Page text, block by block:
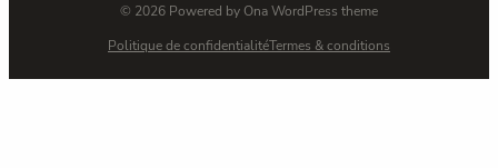
© 2026 Powered by Ona WordPress theme
Politique de confidentialitéTermes & conditions